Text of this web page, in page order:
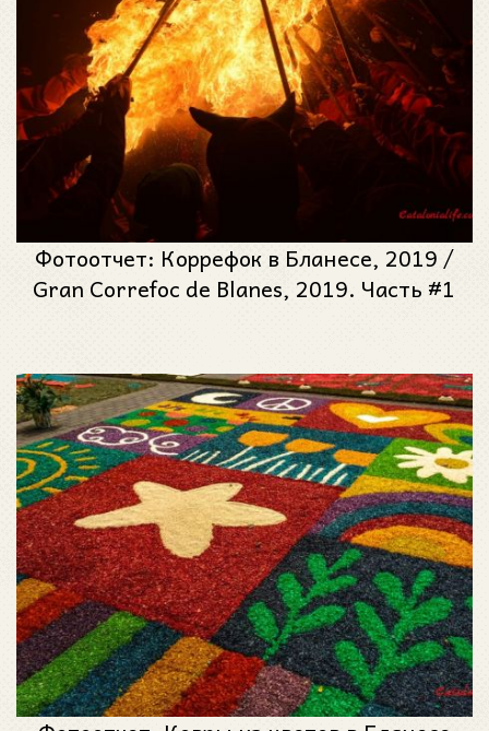
Фотоотчет: Коррефок в Бланесе, 2019 /
Gran Correfoc de Blanes, 2019. Часть #1